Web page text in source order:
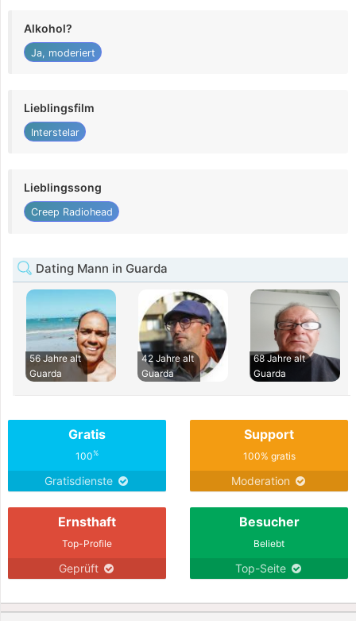
Alkohol?
Ja, moderiert
Lieblingsfilm
Interstelar
Lieblingssong
Creep Radiohead
Dating Mann in Guarda
56 Jahre alt
Guarda
42 Jahre alt
Guarda
68 Jahre alt
Guarda
Gratis
100%
Gratisdienste
Support
100% gratis
Moderation
Ernsthaft
Top-Profile
Geprüft
Besucher
Beliebt
Top-Seite